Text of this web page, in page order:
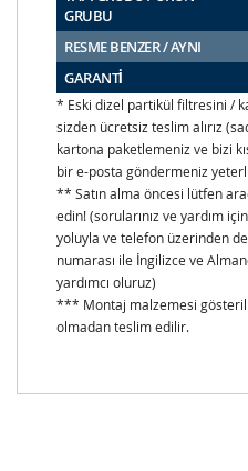
GRUBU
RESME BENZER / AYNI
GARANTİ
* Eski dizel partikül filtresini /
sizden ücretsiz teslim alırız
kartona paketlemeniz ve bizi
bir e-posta göndermeniz
** Satın alma öncesi lütfen
edin! (sorularınız ve yardım
yoluyla ve telefon üzerinden
numarası ile İngilizce ve
yardımcı oluruz)
*** Montaj malzemesi
olmadan teslim edilir.